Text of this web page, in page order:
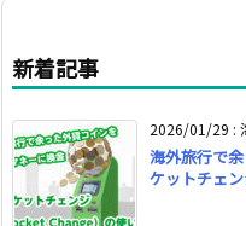
新着記事
2026/01/29 :
海外旅行で
ケットチェ